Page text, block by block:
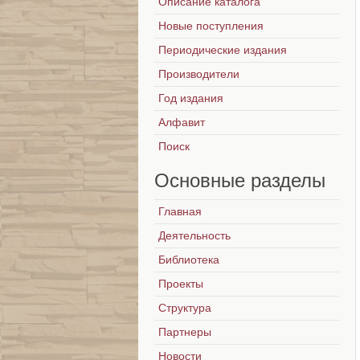
Новые поступления
Периодические издания
Производители
Год издания
Алфавит
Поиск
Основные разделы
Главная
Деятельность
Библиотека
Проекты
Структура
Партнеры
Новости